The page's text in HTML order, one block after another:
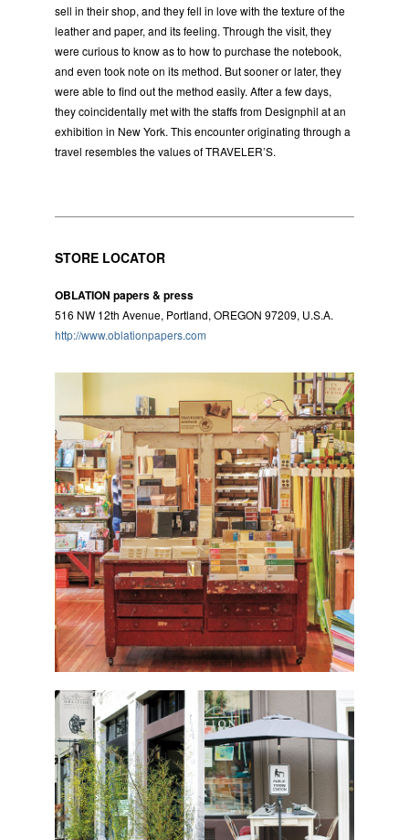
sell in their shop, and they fell in love with the texture of the
leather and paper, and its feeling. Through the visit, they
were curious to know as to how to purchase the notebook,
and even took note on its method. But sooner or later, they
were able to find out the method easily. After a few days,
they coincidentally met with the staffs from Designphil at an
exhibition in New York. This encounter originating through a
travel resembles the values of TRAVELER’S.
STORE LOCATOR
OBLATION papers & press
516 NW 12th Avenue, Portland, OREGON 97209, U.S.A.
http://www.oblationpapers.com